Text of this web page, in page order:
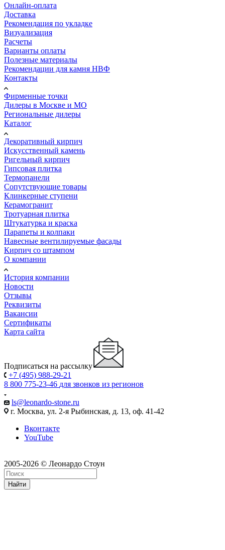
Онлайн-оплата
Доставка
Рекомендация по укладке
Визуализация
Расчеты
Варианты оплаты
Полезные материалы
Рекомендации для камня НВФ
Контакты
Фирменные точки
Дилеры в Москве и МО
Региональные дилеры
Каталог
Декоративный кирпич
Искусственный камень
Ригельный кирпич
Гипсовая плитка
Термопанели
Сопутствующие товары
Клинкерные ступени
Керамогранит
Тротуарная плитка
Штукатурка и краска
Парапеты и колпаки
Навесные вентилируемые фасады
Кирпич со штампом
О компании
История компании
Новости
Отзывы
Реквизиты
Вакансии
Сертификаты
Карта сайта
Подписаться на рассылку
+7 (495) 988-29-21
8 800 775-23-46 для звонков из регионов
ls@leonardo-stone.ru
г. Москва, ул. 2-я Рыбинская, д. 13, оф. 41-42
Вконтакте
YouTube
2005-2026 © Леонардо Стоун
Найти